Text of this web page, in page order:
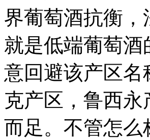
界葡萄酒抗衡
就是低端葡萄
意回避该产区
克产区，鲁西
而足。不管怎么